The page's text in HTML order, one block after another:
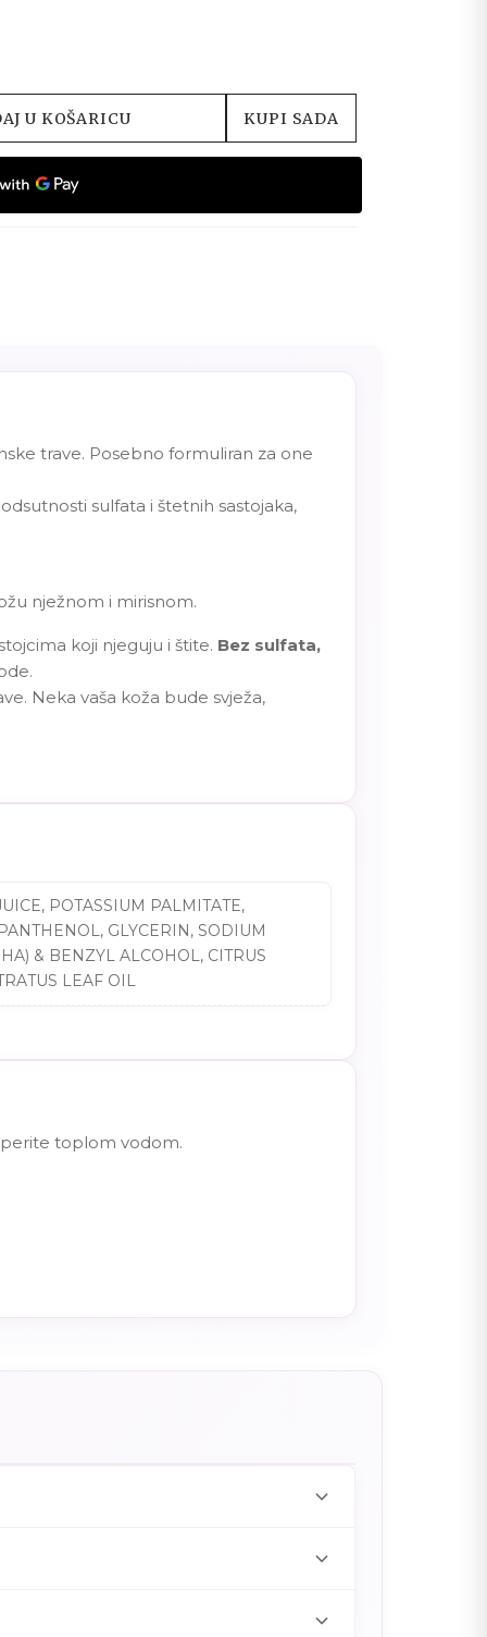
U KOŠARICU KUPI SADA
trave. Posebno formuliran za one
sulfata i štetnih sastojaka,
nježnom i mirisnom.
koji njeguju i štite. Bez sulfata,
Neka vaša koža bude svježa,
POTASSIUM PALMITATE,
GLYCERIN, SODIUM
& BENZYL ALCOHOL, CITRUS
LEAF OIL
toplom vodom.